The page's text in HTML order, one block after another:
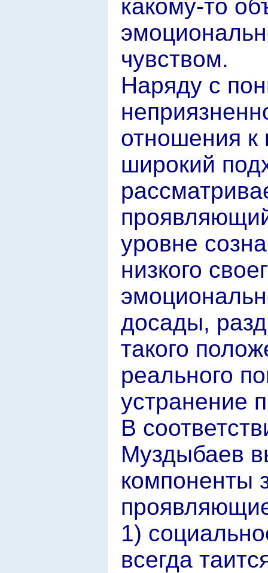
какому-то
чувством.
Наряду с
отношения к
широкий
уровне
низкого
досады,
такого
реального
устранение
В
Муздыбаев
компоненты
1)
всегда